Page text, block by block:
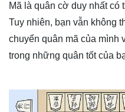
Mã là quân cờ duy nhất có
Tuy nhiên, bạn vẫn không
chuyển quân mã của mình
trong những quân tốt của